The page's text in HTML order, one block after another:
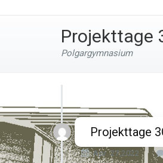
Projekttage
Polgargymnasium
Projekttage
Apr. 27,2022